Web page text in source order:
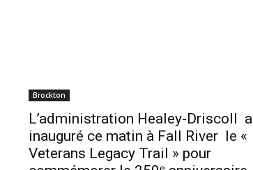
Brockton
L’administration Healey-Driscoll a
inauguré ce matin à Fall River le «
Veterans Legacy Trail » pour